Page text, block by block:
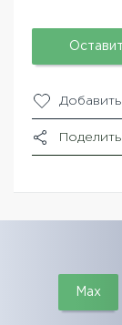
Добавить
Max